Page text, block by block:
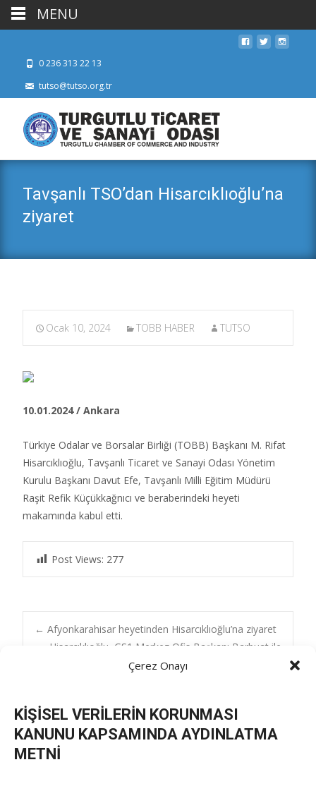
Çerez Onayı
KİŞİSEL VERİLERİN KORUNMASI
KANUNU KAPSAMINDA AYDINLATMA
METNİ
0 236 313 22 13
tutso@tutso.org.tr
Tavşanlı TSO’dan Hisarcıklıoğlu’na
ziyaret
Ocak 10, 2024 TOBB HABER TUTSO
10.01.2024 / Ankara
Türkiye Odalar ve Borsalar Birliği (TOBB) Başkanı M. Rifat
Hisarcıklıoğlu, Tavşanlı Ticaret ve Sanayi Odası Yönetim
Kurulu Başkanı Davut Efe, Tavşanlı Milli Eğitim Müdürü
Raşit Refik Küçükkağnıcı ve beraberindeki heyeti
makamında kabul etti.​
Post Views: 277
Post
navigation
← Afyonkarahisar heyetinden Hisarcıklıoğlu’na ziyaret
Hisarcıklıoğlu, GS1 Merkez Ofis Başkanı Barbuat ile
MENU